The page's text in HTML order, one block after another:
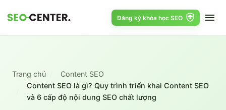
Đăng ký khóa học SEO
Trang chủ
Content SEO
Content SEO là gì? Quy trình triển khai Content SEO
và 6 cấp độ nội dung SEO chất lượng